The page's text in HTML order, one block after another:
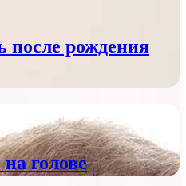
после рождения
голове